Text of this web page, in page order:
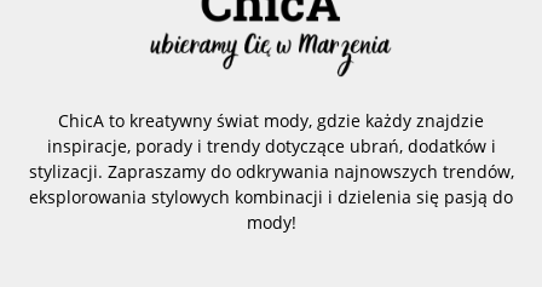
ChicA to kreatywny świat mody, gdzie każdy znajdzie
inspiracje, porady i trendy dotyczące ubrań, dodatków i
stylizacji. Zapraszamy do odkrywania najnowszych trendów,
eksplorowania stylowych kombinacji i dzielenia się pasją do
mody!